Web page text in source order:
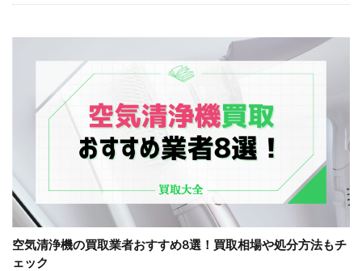
空気清浄機の買取業者おすすめ8選！買取相場や処分方法もチ
ェック